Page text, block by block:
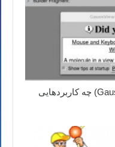
نرم افزار شیمی گوس ویو (GaussView) چه کاربردهایی